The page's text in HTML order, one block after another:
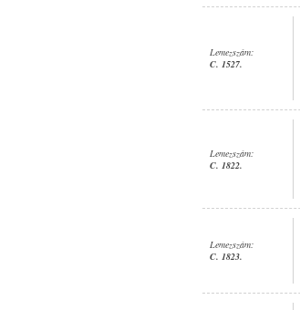
Lemezszám:
C. 1527.
Lemezszám:
C. 1822.
Lemezszám:
C. 1823.